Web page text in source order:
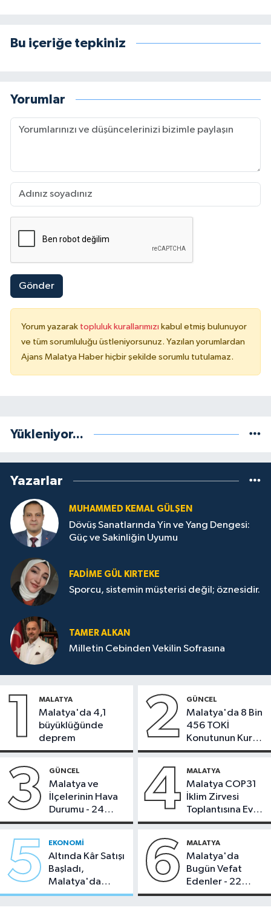
Bu içeriğe tepkiniz
Yorumlar
Gönder
Yorum yazarak topluluk kurallarımızı kabul etmiş bulunuyor
ve tüm sorumluluğu üstleniyorsunuz. Yazılan yorumlardan
Ajans Malatya Haber hiçbir şekilde sorumlu tutulamaz.
Yükleniyor...
Yazarlar
MUHAMMED KEMAL GÜLŞEN
Dövüş Sanatlarında Yin ve Yang Dengesi:
Güç ve Sakinliğin Uyumu
FADIME GÜL KIRTEKE
Sporcu, sistemin müşterisi değil; öznesidir.
TAMER ALKAN
Milletin Cebinden Vekilin Sofrasına
1 MALATYA
Malatya'da 4,1
büyüklüğünde
deprem
2 GÜNCEL
Malatya'da 8 Bin
456 TOKİ
Konutunun Kurası
Bugün Çekiliyor
3 GÜNCEL
Malatya ve
İlçelerinin Hava
Durumu - 24
Temmuz 2026
4 MALATYA
Malatya COP31
İklim Zirvesi
Toplantısına Ev
Sahipliği Yaptı
5 EKONOMI
Altında Kâr Satışı
Başladı,
Malatya'da
Makas Ne
6 MALATYA
Malatya'da
Bugün Vefat
Edenler - 22
Temmuz 2026